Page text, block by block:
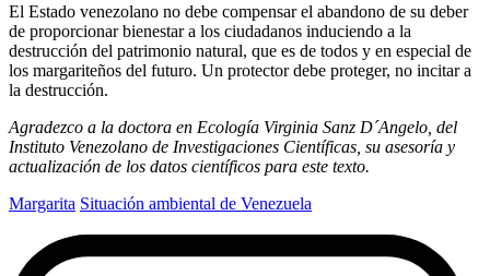
El Estado venezolano no debe compensar el abandono de su deber
de proporcionar bienestar a los ciudadanos induciendo a la
destrucción del patrimonio natural, que es de todos y en especial de
los margariteños del futuro. Un protector debe proteger, no incitar a
la destrucción.
Agradezco a la doctora en Ecología Virginia Sanz D´Angelo, del
Instituto Venezolano de Investigaciones Científicas, su asesoría y
actualización de los datos científicos para este texto.
Margarita Situación ambiental de Venezuela